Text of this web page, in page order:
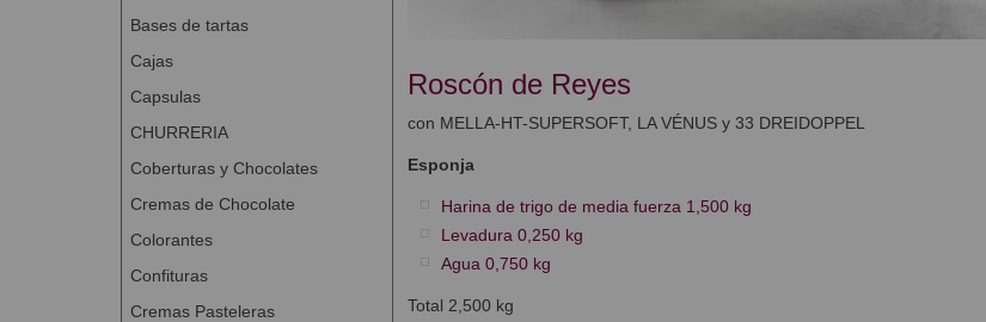
Bases de tartas
Cajas
Capsulas
CHURRERIA
Coberturas y Chocolates
Cremas de Chocolate
Colorantes
Confituras
Cremas Pasteleras
Roscón de Reyes
con MELLA-HT-SUPERSOFT, LA VÉNUS y 33 DREIDOPPEL
Esponja
Harina de trigo de media fuerza 1,500 kg
Levadura 0,250 kg
Agua 0,750 kg
Total 2,500 kg